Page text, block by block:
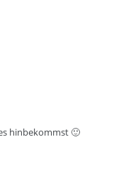
hinbekommst 🙂